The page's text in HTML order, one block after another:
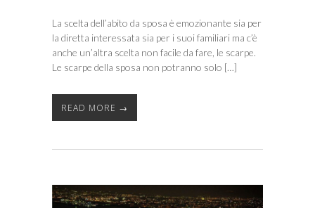
La scelta dell’abito da sposa è emozionante sia per
la diretta interessata sia per i suoi familiari ma c’è
anche un’altra scelta non facile da fare, le scarpe.
Le scarpe della sposa non potranno solo […]
READ MORE →